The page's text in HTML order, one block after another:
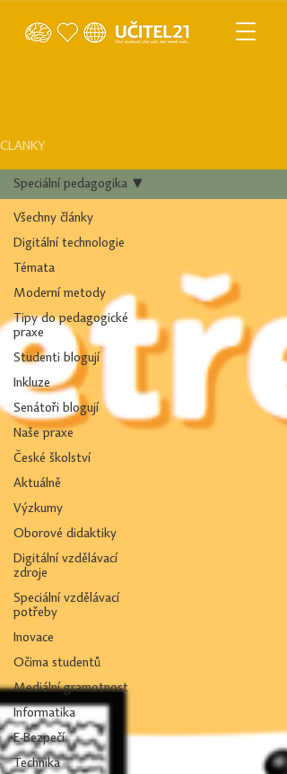
ČLÁNKY
Všechny články
Digitální technologie
Témata
Moderní metody
Tipy do pedagogické
praxe
Studenti blogují
Inkluze
Senátoři blogují
Naše praxe
České školství
Aktuálně
Výzkumy
Oborové didaktiky
Digitální vzdělávací
zdroje
Speciální vzdělávací
potřeby
Inovace
Očima studentů
Mediální gramotnost
Informatika
E-Bezpečí
Technika
Speciální pedagogika